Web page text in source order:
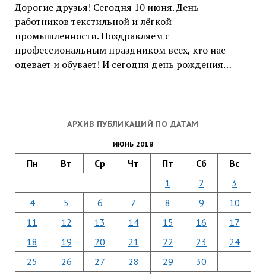
АРХИВ ПУБЛИКАЦИЙ ПО ДАТАМ
ИЮНЬ 2018
Пн Вт Ср Чт Пт Сб Вс
1 2
3
4
5 6 7 8 9
10
11
12 13 14 15 16
17
18
19 20 21 22 23
24
25
26 27 28 29 30
Дорогие друзья! Сегодня 10 июня. День
работников текстильной и лёгкой
промышленности. Поздравляем с
профессиональным праздником всех, кто нас
одевает и обувает! И сегодня день рождения…